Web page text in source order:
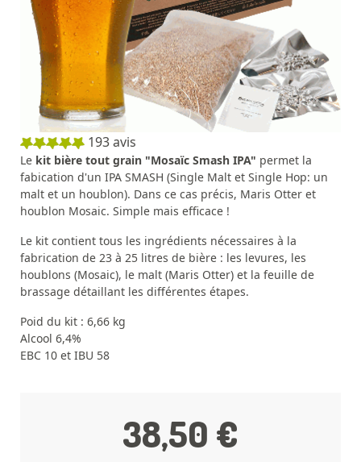
193avis
Le kit bière tout grain "Mosaïc Smash IPA" permet la
fabication d'un IPA SMASH (Single Malt et Single Hop: un
malt et un houblon). Dans ce cas précis, Maris Otter et
houblon Mosaic. Simple mais efficace !
Le kit contient tous les ingrédients nécessaires à la
fabrication de 23 à 25 litres de bière : les levures, les
houblons (Mosaic), le malt (Maris Otter) et la feuille de
brassage détaillant les différentes étapes.
Poid du kit : 6,66 kg
Alcool 6,4%
EBC 10 et IBU 58
38,50 €